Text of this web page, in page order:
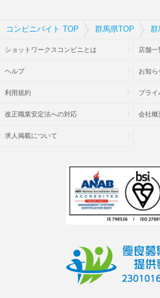
コンビニバイト TOP 群馬県TOP 群
ショットワークスコンビニとは 店舗一
ヘルプ お知ら
利用規約 プライ
改正職業安定法への対応 会社概
求人掲載について